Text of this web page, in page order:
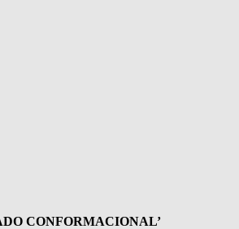
CONFORMACIONAL’